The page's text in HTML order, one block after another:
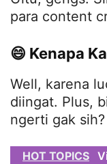
para content
😄 Kenapa
Well, karena
diingat. Plus,
ngerti gak sih?
HOT TOPICS